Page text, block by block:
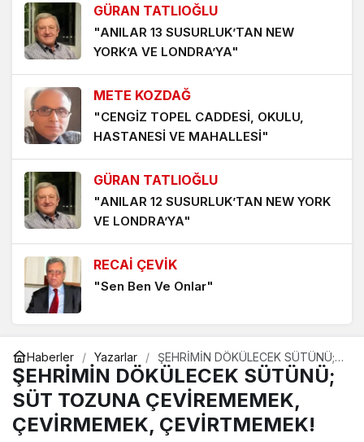
2 ay önce
ANTALYA – SİDE TATİLİNİN ARDINDAN (11-21 MAYIS
2026)
3 ay önce
ASKERLİKTE ORGANİK DAYANIŞMA
3 ay önce
EDEBİYATIMIZDAKİ BAZI AKIM ve TOPLULUKLAR
3 ay önce
NADİR TOPRAK ELEMENTLERİNİ ÖĞRENİRKEN
BİLMEMİZ GEREKENLER-2
3 ay önce
GÜRAN TATLIOĞLU
"ANILAR 13 SUSURLUK’TAN NEW
YORK’A VE LONDRA’YA"
METE KOZDAĞ
"CENGİZ TOPEL CADDESİ, OKULU,
HASTANESİ VE MAHALLESİ"
GÜRAN TATLIOĞLU
"ANILAR 12 SUSURLUK’TAN NEW YORK
VE LONDRA’YA"
RECAİ ÇEVİK
"Sen Ben Ve Onlar"
METE KOZDAĞ
"ŞEHRİMİN SİMİT KARNESİ"
METE KOZDAĞ
Haberler Yazarlar
ŞEHRİMİN DÖKÜLECEK SÜTÜNÜ;
SÜT TOZUNA ÇEVİREMEMEK,
ÇEVİRMEMEK, ÇEVİRTMEMEK!
ŞEHRİMİN DÖKÜLECEK SÜTÜNÜ;
SÜT TOZUNA ÇEVİREMEMEK,
ÇEVİRMEMEK, ÇEVİRTMEMEK!